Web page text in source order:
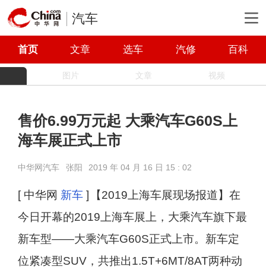
汽车
首页 文章 选车 汽修 百科
图片 文章 视频
售价6.99万元起 大乘汽车G60S上
海车展正式上市
中华网汽车 张阳 2019 年 04 月 16 日 15 : 02
[ 中华网 新车]
【2019上海车展现场报道】在
今日开幕的2019上海车展上，大乘汽车旗下最
新车型——大乘汽车G60S正式上市。新车定
位紧凑型SUV，共推出1.5T+6MT/8AT两种动